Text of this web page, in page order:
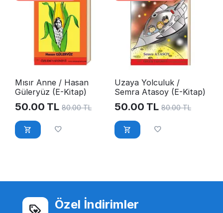
Mısır Anne / Hasan
Güleryüz (E-Kitap)
50.00 TL 80.00 TL
Uzaya Yolculuk /
Semra Atasoy (E-Kitap)
50.00 TL 80.00 TL
Özel İndirimler